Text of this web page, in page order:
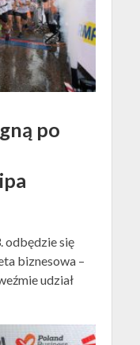
po
odbędzie się
biznesowa –
udział